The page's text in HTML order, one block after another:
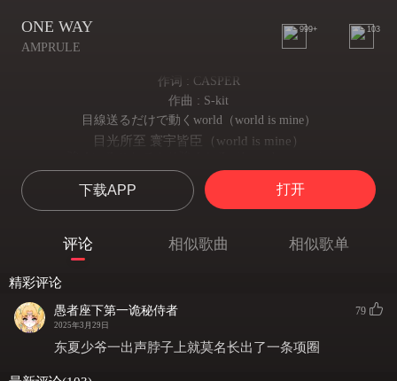
ONE WAY
AMPRULE
999+ 103
作词 : CASPER
作曲 : S-kit
目線送るだけで動くworld（world is mine）
目光所至 寰宇皆臣（world is mine）
强者只会愈战愈强（l got the power）
背負い歩くには少し重い持ち物
前行负担略显沉重
既是因果 坦然受之尽数吞饮
の前じゃ羽のようだ 軽く登るTOPは
下駄も足枷もない裸足で 僕が僕のまま世界中見渡してく
下载APP 打开
评论 相似歌曲 相似歌单
精彩评论
愚者座下第一诡秘侍者
2025年3月29日
79
东夏少爷一出声脖子上就莫名长出了一条项圈